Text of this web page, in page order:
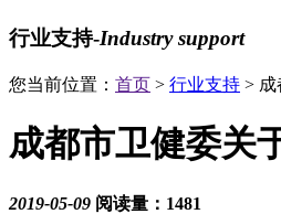
行业支持-Industry support
您当前位置： 首页 > 行业支持 > 成
成都市卫健委关
2019-05-09 阅读量：1481